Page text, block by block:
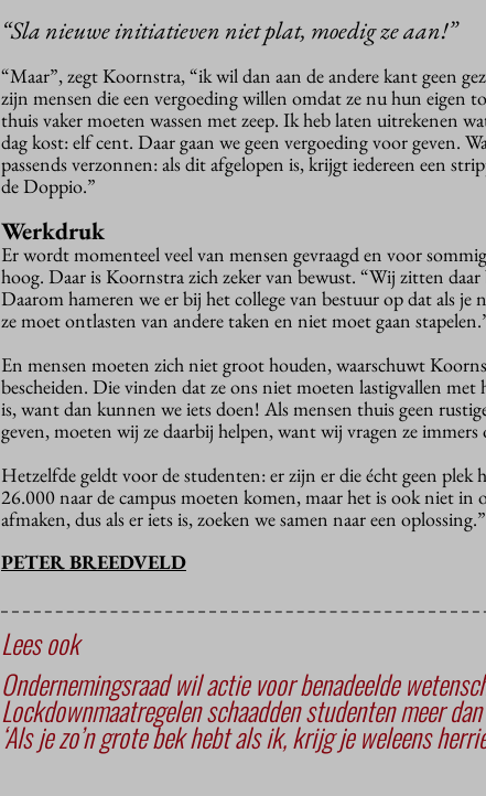
“Sla nieuwe initiatieven niet plat, moedig ze aan!”
“Maar”, zegt Koornstra, “ik wil dan aan de andere kant geen
zijn mensen die een vergoeding willen omdat ze nu hun eigen
thuis vaker moeten wassen met zeep. Ik heb laten uitrekenen
dag kost: elf cent. Daar gaan we geen vergoeding voor geven.
passends verzonnen: als dit afgelopen is, krijgt iedereen een
de Doppio.”
Werkdruk
Er wordt momenteel veel van mensen gevraagd en voor
hoog. Daar is Koornstra zich zeker van bewust. “Wij zitten
Daarom hameren we er bij het college van bestuur op dat als je
ze moet ontlasten van andere taken en niet moet gaan
En mensen moeten zich niet groot houden, waarschuwt
bescheiden. Die vinden dat ze ons niet moeten lastigvallen
is, want dan kunnen we iets doen! Als mensen thuis geen
geven, moeten wij ze daarbij helpen, want wij vragen ze immers
Hetzelfde geldt voor de studenten: er zijn er die écht geen plek
26.000 naar de campus moeten komen, maar het is ook niet in
afmaken, dus als er iets is, zoeken we samen naar een oplossing.”
PETER BREEDVELD
Lees ook
Ondernemingsraad wil actie voor benadeelde
Lockdownmaatregelen schaadden studenten meer
‘Als je zo’n grote bek hebt als ik, krijg je weleens